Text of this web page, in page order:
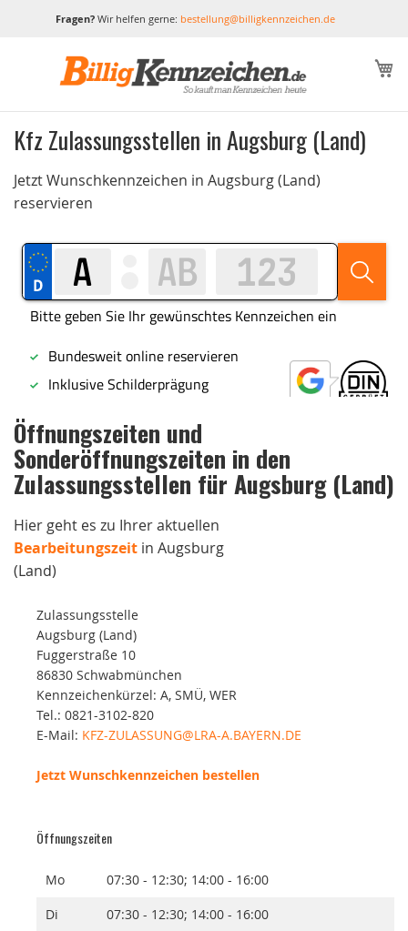
Fragen?Wir helfen gerne: bestellung@billigkennzeichen.de
Kfz Zulassungsstellen in Augsburg (Land)
Jetzt Wunschkennzeichen in Augsburg (Land)
reservieren
Öffnungszeiten und
Sonderöffnungszeiten in den
Zulassungsstellen für Augsburg (Land)
Hier geht es zu Ihrer aktuellen
Bearbeitungszeit in Augsburg
(Land)
Zulassungsstelle
Augsburg (Land)
Fuggerstraße 10
86830 Schwabmünchen
Kennzeichenkürzel: A, SMÜ, WER
Tel.: 0821-3102-820
E-Mail: KFZ-ZULASSUNG@LRA-A.BAYERN.DE
Jetzt Wunschkennzeichen bestellen
Öffnungszeiten
Mo
07:30 - 12:30; 14:00 - 16:00
Di
07:30 - 12:30; 14:00 - 16:00